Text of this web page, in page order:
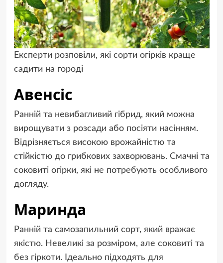
Експерти розповіли, які сорти огірків краще
садити на городі
Авенсіс
Ранній та невибагливий гібрид, який можна
вирощувати з розсади або посіяти насінням.
Відрізняється високою врожайністю та
стійкістю до грибкових захворювань. Смачні та
соковиті огірки, які не потребують особливого
догляду.
Маринда
Ранній та самозапильний сорт, який вражає
якістю. Невеликі за розміром, але соковиті та
без гіркоти. Ідеально підходять для